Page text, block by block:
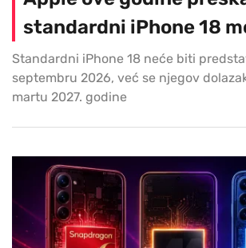
standardni iPhone 18
Standardni iPhone 18 neće biti
septembru 2026, već se njegov
martu 2027. godine